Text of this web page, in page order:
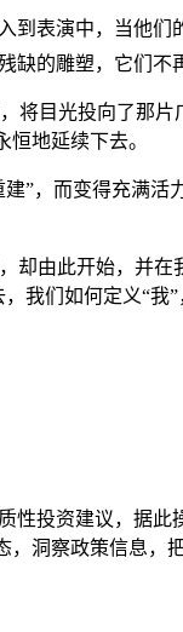
表演中，当他
的雕塑，它们不
将目光投向了那
地延续下去。
”，而变得充满
却由此开始，
我们如何定义“
性投资建议，据此
洞察政策信息，